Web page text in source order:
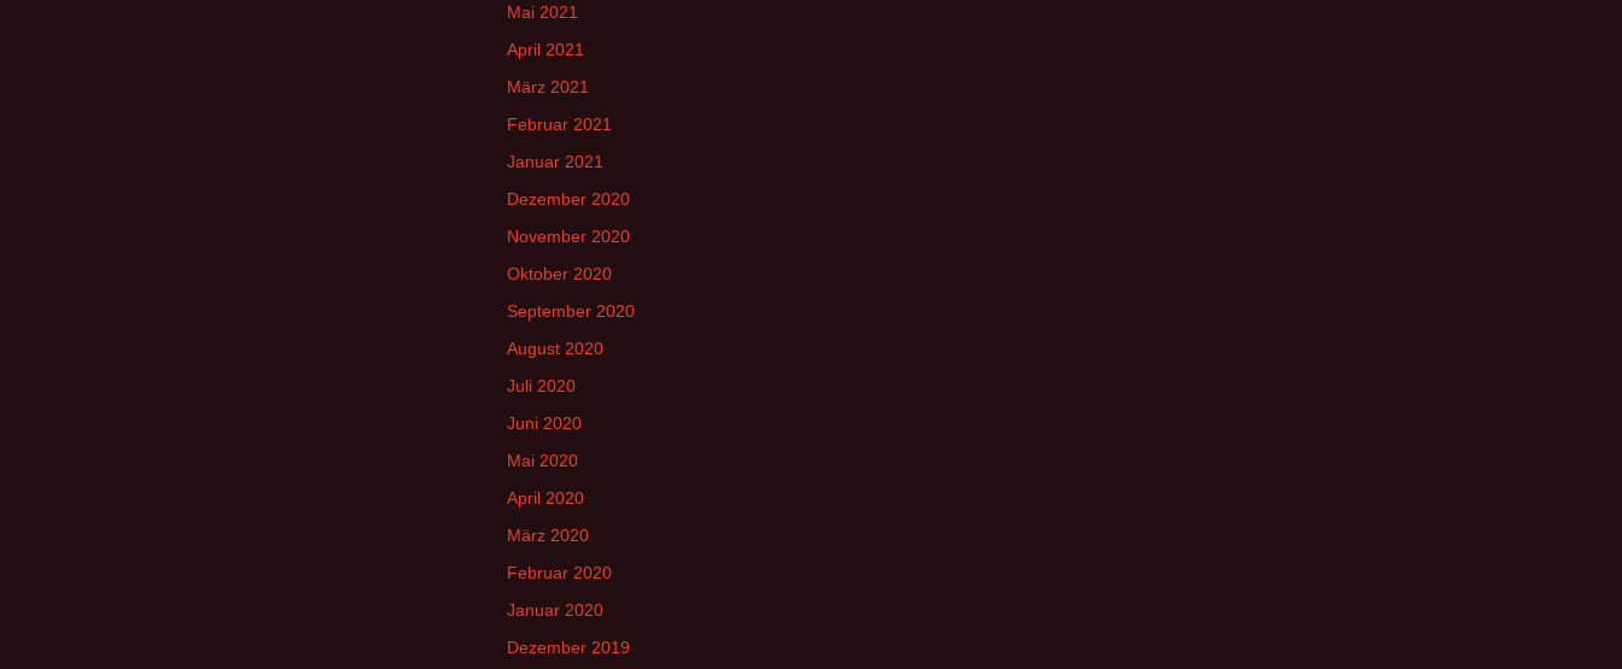
Mai 2021
April 2021
März 2021
Februar 2021
Januar 2021
Dezember 2020
November 2020
Oktober 2020
September 2020
August 2020
Juli 2020
Juni 2020
Mai 2020
April 2020
März 2020
Februar 2020
Januar 2020
Dezember 2019